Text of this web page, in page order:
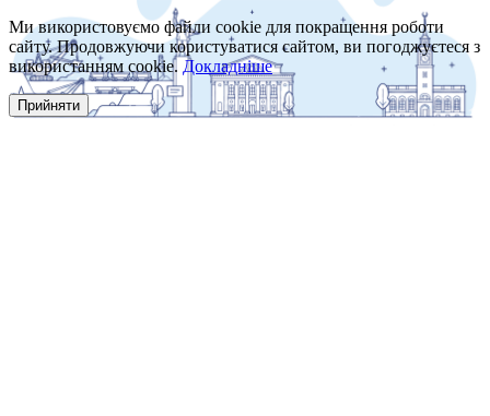
Ми використовуємо файли cookie для покращення роботи
сайту. Продовжуючи користуватися сайтом, ви погоджуєтеся з
використанням cookie. Докладніше
Прийняти